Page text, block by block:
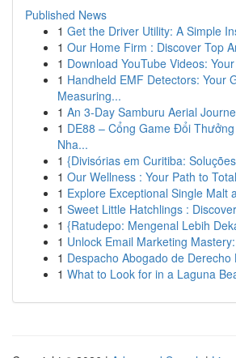
Published News
1 Get the Driver Utility: A Simple
1 Our Home Firm : Discover Top
1 Download YouTube Videos:
1 Handheld EMF Detectors: Your
Measuring...
1 An 3-Day Samburu Aerial
1 DE88 – Cổng Game Đổi
Nha...
1 {Divisórias em Curitiba:
1 Our Wellness : Your Path to
1 Explore Exceptional Single Malt
1 Sweet Little Hatchlings :
1 {Ratudepo: Mengenal Lebih
1 Unlock Email Marketing
1 Despacho Abogado de
1 What to Look for in a Laguna